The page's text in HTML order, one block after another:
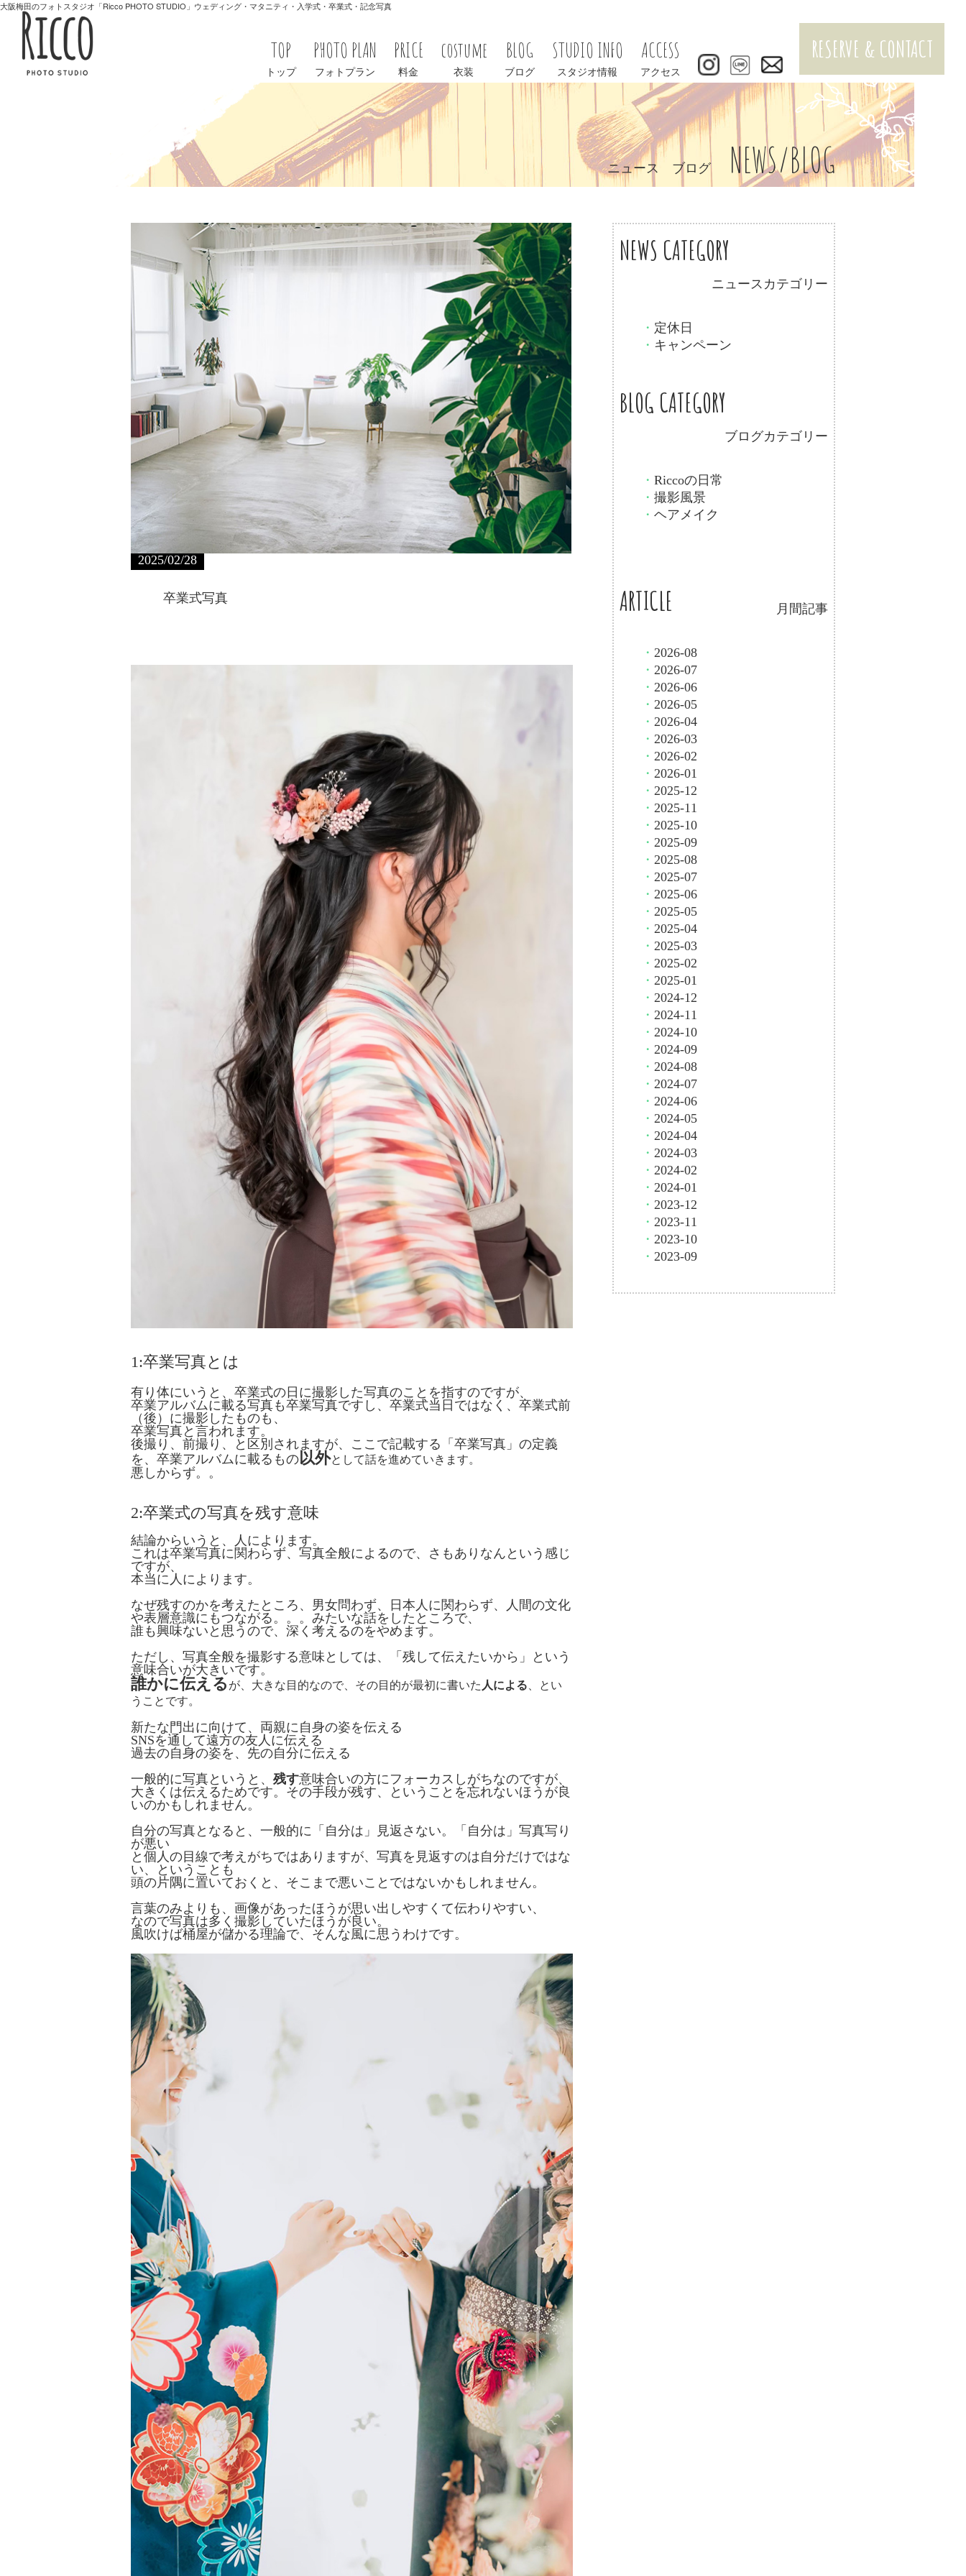
大阪梅田のフォトスタジオ「Ricco PHOTO STUDIO」ウェディング・マタニティ・入学式・卒業式・記念写真
TOP
トップ
PHOTO PLAN
フォトプラン
PRICE
料金
costume
衣装
BLOG
ブログ
STUDIO INFO
スタジオ情報
ACCESS
アクセス
RESERVE & CONTACT
ニュース ブログ NEWS/BLOG
2025/02/28
卒業式写真
1:卒業写真とは
有り体にいうと、卒業式の日に撮影した写真のことを指すのですが、
卒業アルバムに載る写真も卒業写真ですし、卒業式当日ではなく、卒業式前
（後）に撮影したものも、
卒業写真と言われます。
後撮り、前撮り、と区別されますが、ここで記載する「卒業写真」の定義
を、卒業アルバムに載るもの 以外として話を進めていきます。
悪しからず。。
2:卒業式の写真を残す意味
結論からいうと、人によります。
これは卒業写真に関わらず、写真全般によるので、さもありなんという感じ
ですが、
本当に人によります。
なぜ残すのかを考えたところ、男女問わず、日本人に関わらず、人間の文化
や表層意識にもつながる。。。みたいな話をしたところで、
誰も興味ないと思うので、深く考えるのをやめます。
ただし、写真全般を撮影する意味としては、「残して伝えたいから」という
意味合いが大きいです。
誰かに伝える が、大きな目的なので、その目的が最初に書いた 人による 、とい
うことです。
新たな門出に向けて、両親に自身の姿を伝える
SNSを通して遠方の友人に伝える
過去の自身の姿を、先の自分に伝える
一般的に写真というと、 残す意味合いの方にフォーカスしがちなのですが、
大きくは伝えるためです。その手段が残す、ということを忘れないほうが良
いのかもしれません。
自分の写真となると、一般的に「自分は」見返さない。「自分は」写真写り
が悪い
と個人の目線で考えがちではありますが、写真を見返すのは自分だけではな
い、ということも
頭の片隅に置いておくと、そこまで悪いことではないかもしれません。
言葉のみよりも、画像があったほうが思い出しやすくて伝わりやすい、
なので写真は多く撮影していたほうが良い。
風吹けば桶屋が儲かる理論で、そんな風に思うわけです。
NEWS CATEGORY
ニュースカテゴリー
・ 定休日
・ キャンペーン
BLOG CATEGORY
ブログカテゴリー
・ Riccoの日常
・ 撮影風景
・ ヘアメイク
ARTICLE 月間記事
・ 2026-08
・ 2026-07
・ 2026-06
・ 2026-05
・ 2026-04
・ 2026-03
・ 2026-02
・ 2026-01
・ 2025-12
・ 2025-11
・ 2025-10
・ 2025-09
・ 2025-08
・ 2025-07
・ 2025-06
・ 2025-05
・ 2025-04
・ 2025-03
・ 2025-02
・ 2025-01
・ 2024-12
・ 2024-11
・ 2024-10
・ 2024-09
・ 2024-08
・ 2024-07
・ 2024-06
・ 2024-05
・ 2024-04
・ 2024-03
・ 2024-02
・ 2024-01
・ 2023-12
・ 2023-11
・ 2023-10
・ 2023-09